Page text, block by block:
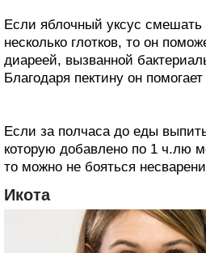
Если яблочный уксус
несколько глотков, то он
диареей, вызванной
Благодаря пектину он
Если за полчаса до еды
которую добавлено по 1 ч.лю
то можно не бояться
Икота